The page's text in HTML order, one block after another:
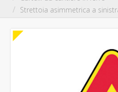
Strettoia asimmetrica a